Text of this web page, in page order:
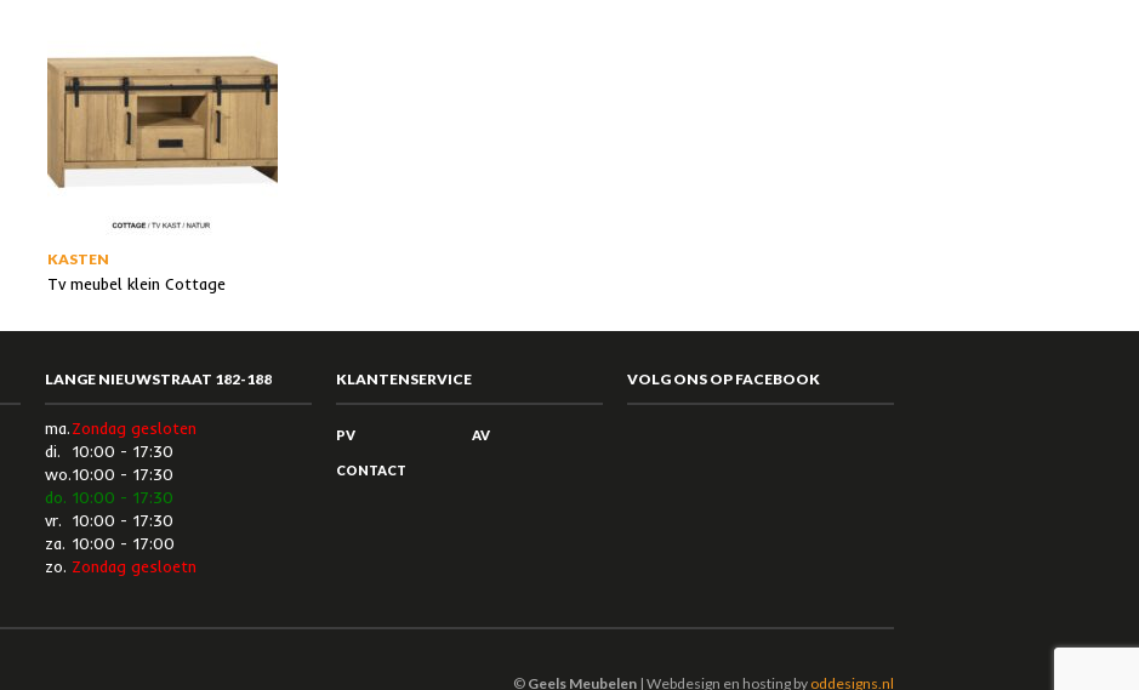
KASTEN
Tv meubel klein Cottage
LANGE NIEUWSTRAAT 182-188
ma.Zondag gesloten
di.
10:00 - 17:30
wo.10:00 - 17:30
do. 10:00 - 17:30
vr.
10:00 - 17:30
za. 10:00 - 17:00
zo. Zondag gesloetn
KLANTENSERVICE
PV AV
CONTACT
VOLG ONS OP FACEBOOK
© Geels Meubelen | Webdesign en hosting by oddesigns.nl